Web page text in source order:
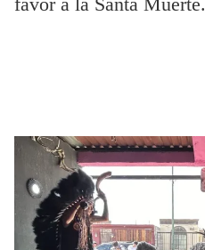
favor a la Santa Muerte.